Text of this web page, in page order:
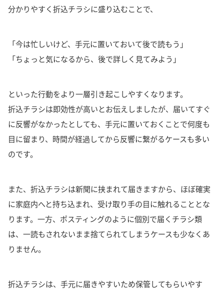
分かりやすく折込チラシに盛り込むことで、
「今は忙しいけど、手元に置いておいて後で読もう」
「ちょっと気になるから、後で詳しく見てみよう」
といった行動をより一層引き起こしやすくなります。
折込チラシは即効性が高いとお伝えしましたが、届いてすぐ
に反響がなかったとしても、手元に置いておくことで何度も
目に留まり、時間が経過してから反響に繋がるケースも多い
のです。
また、折込チラシは新聞に挟まれて届きますから、 ほぼ確実
に家庭内へと持ち込まれ、受け取り手の目に触れることとな
ります。一方、ポスティングのように個別で届くチラシ類
は、一読もされないまま捨てられてしまうケースも少なくあ
りません。
折込チラシは、手元に届きやすいため保管してもらいやす